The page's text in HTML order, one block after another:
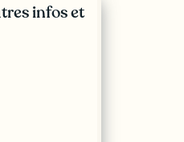
infos et